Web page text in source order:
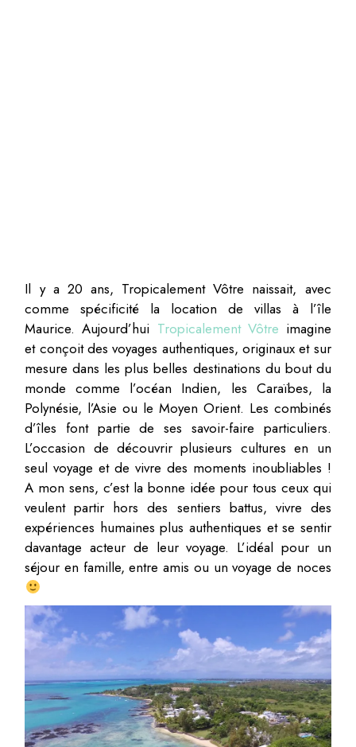
Il y a 20 ans, Tropicalement Vôtre naissait, avec
comme spécificité la location de villas à l’île
Maurice. Aujourd’hui Tropicalement Vôtre imagine
et conçoit des voyages authentiques, originaux et sur
mesure dans les plus belles destinations du bout du
monde comme l’océan Indien, les Caraïbes, la
Polynésie, l’Asie ou le Moyen Orient. Les combinés
d’îles font partie de ses savoir-faire particuliers.
L’occasion de découvrir plusieurs cultures en un
seul voyage et de vivre des moments inoubliables !
A mon sens, c’est la bonne idée pour tous ceux qui
veulent partir hors des sentiers battus, vivre des
expériences humaines plus authentiques et se sentir
davantage acteur de leur voyage. L’idéal pour un
séjour en famille, entre amis ou un voyage de noces